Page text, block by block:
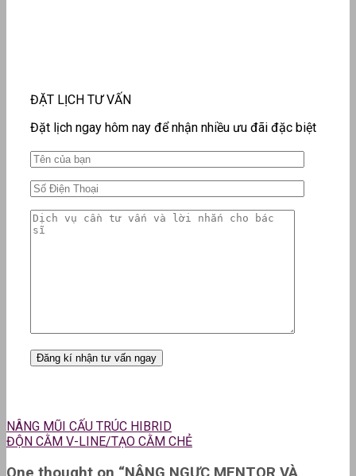
ĐẶT LỊCH TƯ VẤN
Đặt lịch ngay hôm nay để nhận nhiều ưu đãi đặc biệt
NÂNG MŨI CẤU TRÚC HIBRID
ĐỘN CẰM V-LINE/TẠO CẰM CHẺ